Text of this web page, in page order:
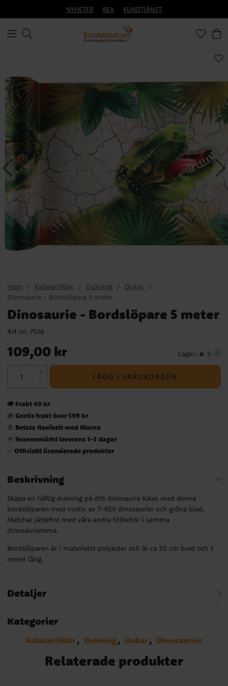
NYHETER REA KUNDTJÄNST
Hem Kalasartiklar Dukning
Dukar
Dinosaurie - Bordslöpare 5 meter
Dinosaurie - Bordslöpare 5 meter
Art nr: 7536
Pris:109,00 kr
109,00 kr Lager: 8
LÄGG I VARUKORGEN
🚚 Frakt 49 kr
🎁 Gratis frakt över 599 kr
📄 Betala flexibelt med Klarna
🌱 Svanenmärkt leverans 1-3 dagar
✅ Officiellt licensierade produkter
Beskrivning
Skapa en häftig dukning på ditt dinosaurie kalas med denna
bordslöparen med motiv av T-REX dinosaurier och gröna blad.
Matchar jättefint med våra andra tillbehör i samma
dinosaurietema.
Bordslöparen är i materialet polyester och är ca 30 cm bred och 5
meter lång.
Detaljer
Kategorier
Kalasartiklar Dukning Dukar Dinosaurier
Relaterade produkter